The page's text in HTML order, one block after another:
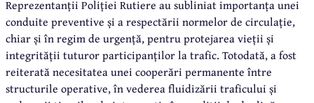
Reprezentanții Poliției Rutiere au subliniat importanța unei
conduite preventive și a respectării normelor de circulație,
chiar și în regim de urgență, pentru protejarea vieții și
integrității tuturor participanților la trafic. Totodată, a fost
reiterată necesitatea unei cooperări permanente între
structurile operative, în vederea fluidizării traficului și